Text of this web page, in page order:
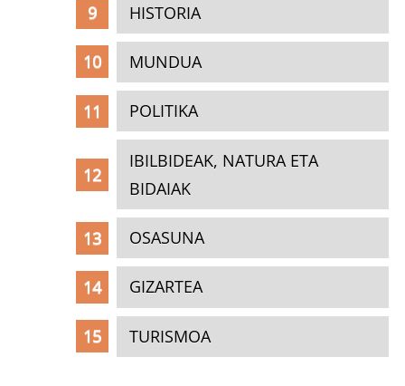
HISTORIA
MUNDUA
POLITIKA
IBILBIDEAK, NATURA ETA
BIDAIAK
OSASUNA
GIZARTEA
TURISMOA